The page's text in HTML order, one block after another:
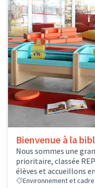
Bienvenue à la
Nous sommes une
prioritaire, classée
élèves et accueillons
Environnement et